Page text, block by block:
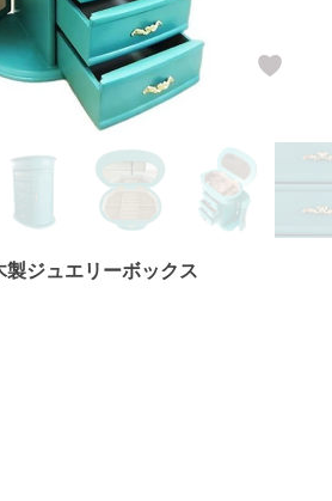
ジュエリーボックス